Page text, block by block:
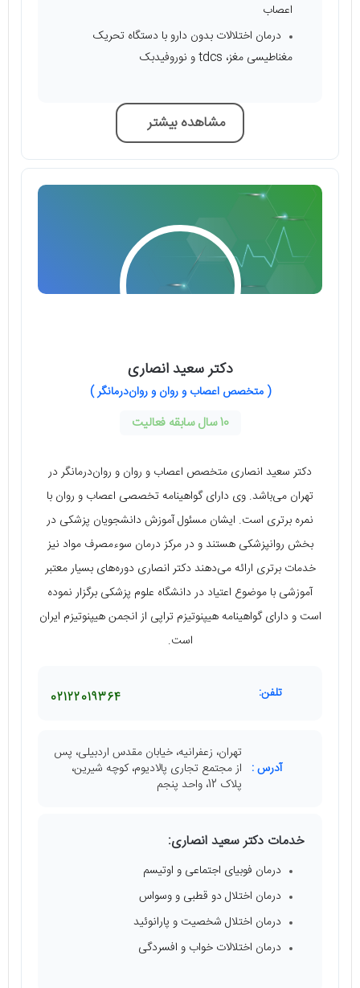
اعصاب
درمان اختلالات بدون دارو با دستگاه تحریک
مغناطیسی مغز، tdcs و نوروفیدبک
مشاهده بیشتر
دکتر سعید انصاری
( متخصص اعصاب و روان و روان‌درمانگر )
10 سال سابقه فعالیت
دکتر سعید انصاری متخصص اعصاب و روان و روان‌درمانگر در
تهران می‌باشد. وی دارای گواهینامه تخصصی اعصاب و روان با
نمره برتری است. ایشان مسئول آموزش دانشجویان پزشکی در
بخش روانپزشکی هستند و در مرکز درمان سوءمصرف مواد نیز
خدمات برتری ارائه می‌دهند دکتر انصاری دوره‌های بسیار معتبر
آموزشی با موضوع اعتیاد در دانشگاه علوم پزشکی برگزار نموده
است و دارای گواهینامه هیپنوتیزم تراپی از انجمن هیپنوتیزم ایران
است.
تلفن: 02122019364
آدرس :
تهران، زعفرانیه، خیابان مقدس اردبیلی، پس
از مجتمع تجاری پالادیوم، کوچه شیرین،
پلاک 12، واحد پنجم
خدمات دکتر سعید انصاری:
درمان فوبیای اجتماعی و اوتیسم
درمان اختلال دو قطبی و وسواس
درمان اختلال شخصیت و پارانوئید
درمان اختلالات خواب و افسردگی